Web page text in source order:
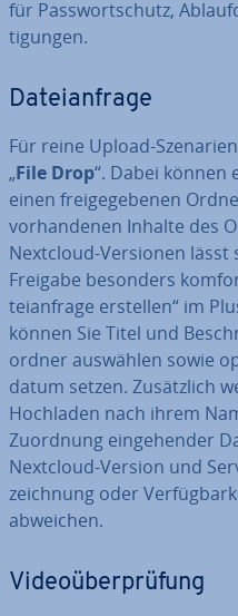
für Pass­wort­schutz,
ti­gun­gen.
Da­tei­an­fra­ge
Für reine Upload-
„File Drop“. Dabei können
einen frei­ge­ge­be­nen
vor­han­de­nen Inhalte des
Nextcloud-Versionen lässt
Freigabe besonders
tei­an­fra­ge erstellen“ im
können Sie Titel und
ord­ner auswählen sowie
da­tum setzen. Zu­sätz­lich
Hochladen nach ihrem
Zuordnung ein­ge­hen­der
Nextcloud-Version und
zeich­nung oder
abweichen.
Vi­deo­über­prü­fung